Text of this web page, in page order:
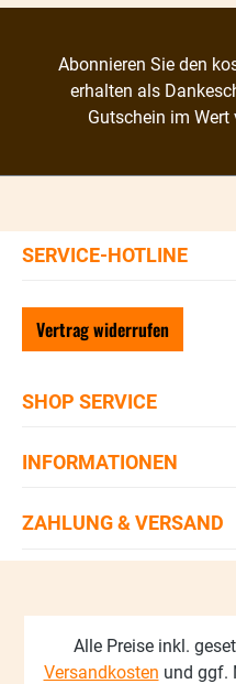
Abonnieren Sie den
erhalten als
Gutschein im Wert
SERVICE-HOTLINE
Vertrag widerrufen
SHOP SERVICE
INFORMATIONEN
ZAHLUNG & VERSAND
Alle Preise inkl.
Versandkosten und ggf.